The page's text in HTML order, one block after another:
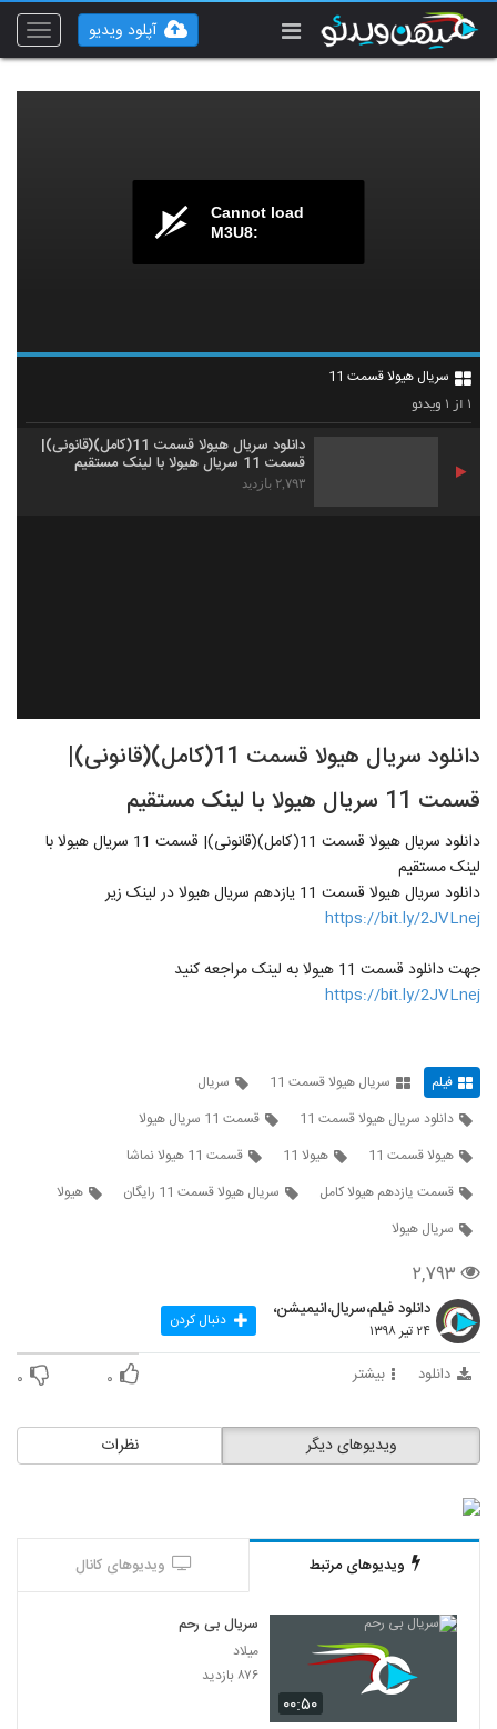
Toggle
آپلود ویدیو
Cannot load
M3U8:
سریال هیولا قسمت 11
۱ از ۱ ویدئو
دانلود سریال هیولا قسمت 11(کامل)(قانونی)|
قسمت 11 سریال هیولا با لینک مستقیم
۲,۷۹۳ بازدید
دانلود سریال هیولا قسمت 11(کامل)(قانونی)|
قسمت 11 سریال هیولا با لینک مستقیم
دانلود سریال هیولا قسمت 11(کامل)(قانونی)| قسمت 11 سریال هیولا با
لینک مستقیم
دانلود سریال هیولا قسمت 11 یازدهم سریال هیولا در لینک زیر
https://bit.ly/2JVLnej
جهت دانلود قسمت 11 هیولا به لینک مراجعه کنید
https://bit.ly/2JVLnej
فیلم سریال هیولا قسمت 11
سریال
دانلود سریال هیولا قسمت 11
قسمت 11 سریال هیولا
هیولا قسمت 11
هیولا 11
قسمت 11 هیولا نماشا
قسمت یازدهم هیولا کامل
سریال هیولا قسمت 11 رایگان
هیولا
سریال هیولا
۲,۷۹۳
دانلود فیلم،سریال،انیمیشن،
۲۴ تیر ۱۳۹۸ دنبال کردن
دانلود بیشتر ۰ ۰
نظرات ویدیوهای دیگر
ویدیوهای مرتبط ویدیوهای کانال
۰۰:۵۰
سریال بی رحم
میلاد
۸۷۶ بازدید